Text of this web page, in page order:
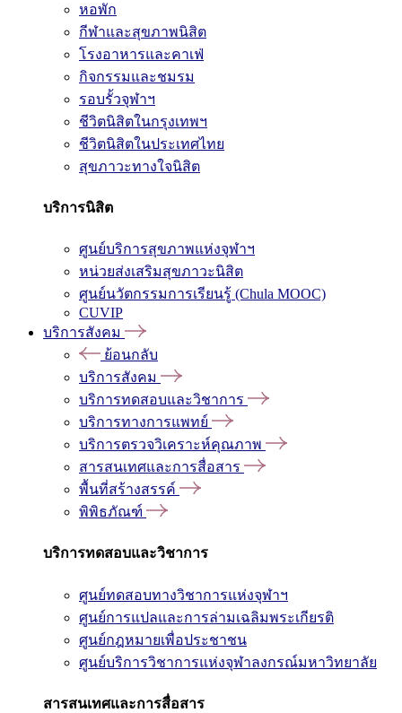
หอพัก
กีฬาและสุขภาพนิสิต
โรงอาหารและคาเฟ่
กิจกรรมและชมรม
รอบรั้วจุฬาฯ
ชีวิตนิสิตในกรุงเทพฯ
ชีวิตนิสิตในประเทศไทย
สุขภาวะทางใจนิสิต
บริการนิสิต
ศูนย์บริการสุขภาพแห่งจุฬาฯ
หน่วยส่งเสริมสุขภาวะนิสิต
ศูนย์นวัตกรรมการเรียนรู้ (Chula MOOC)
CUVIP
บริการสังคม
ย้อนกลับ
บริการสังคม
บริการทดสอบและวิชาการ
บริการทางการแพทย์
บริการตรวจวิเคราะห์คุณภาพ
สารสนเทศและการสื่อสาร
พื้นที่สร้างสรรค์
พิพิธภัณฑ์
บริการทดสอบและวิชาการ
ศูนย์ทดสอบทางวิชาการแห่งจุฬาฯ
ศูนย์การแปลและการล่ามเฉลิมพระเกียรติ
ศูนย์กฎหมายเพื่อประชาชน
ศูนย์บริการวิชาการแห่งจุฬาลงกรณ์มหาวิทยาลัย
สารสนเทศและการสื่อสาร